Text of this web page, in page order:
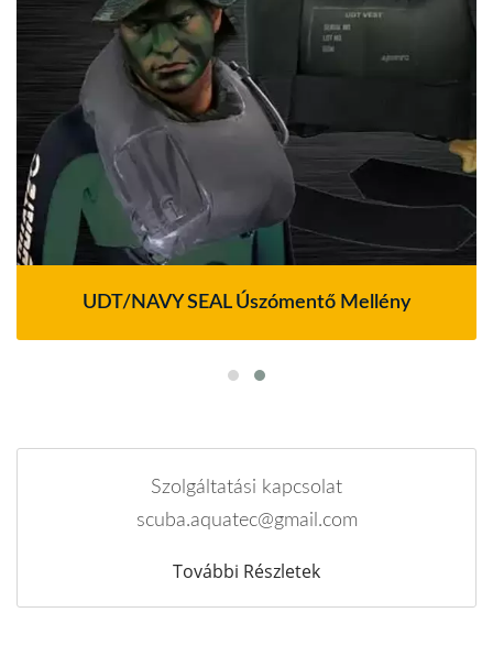
UDT/NAVY SEAL Úszómentő Mellény
Szolgáltatási kapcsolat
scuba.aquatec@gmail.com
További Részletek